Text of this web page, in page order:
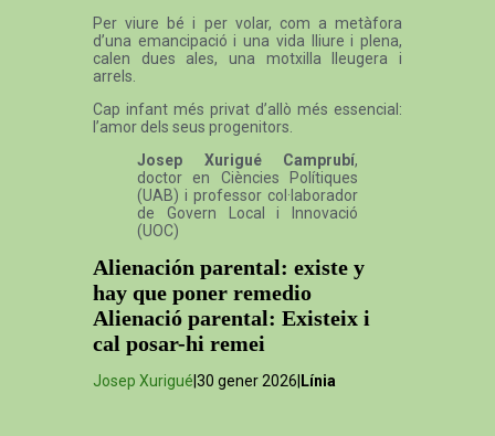
Per viure bé i per volar, com a metàfora
d’una emancipació i una vida lliure i plena,
calen dues ales, una motxilla lleugera i
arrels.
Cap infant més privat d’allò més essencial:
l’amor dels seus progenitors.
Josep Xurigué Camprubí,
doctor en Ciències Polítiques
(UAB) i professor col·laborador
de Govern Local i Innovació
(UOC)
Alienación parental: existe y
hay que poner remedio
Alienació parental: Existeix i
cal posar-hi remei
Josep Xurigué |30 gener 2026| Línia